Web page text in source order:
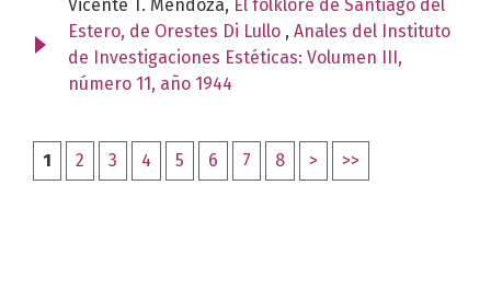
Vicente T. Mendoza, El folklore de Santiago del
Estero, de Orestes Di Lullo , Anales del Instituto
de Investigaciones Estéticas: Volumen III,
número 11, año 1944
1 2 3 4 5 6 7 8 > >>